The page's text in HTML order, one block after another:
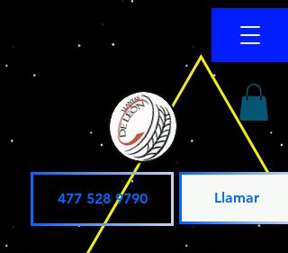
Llamar
477 528 9790